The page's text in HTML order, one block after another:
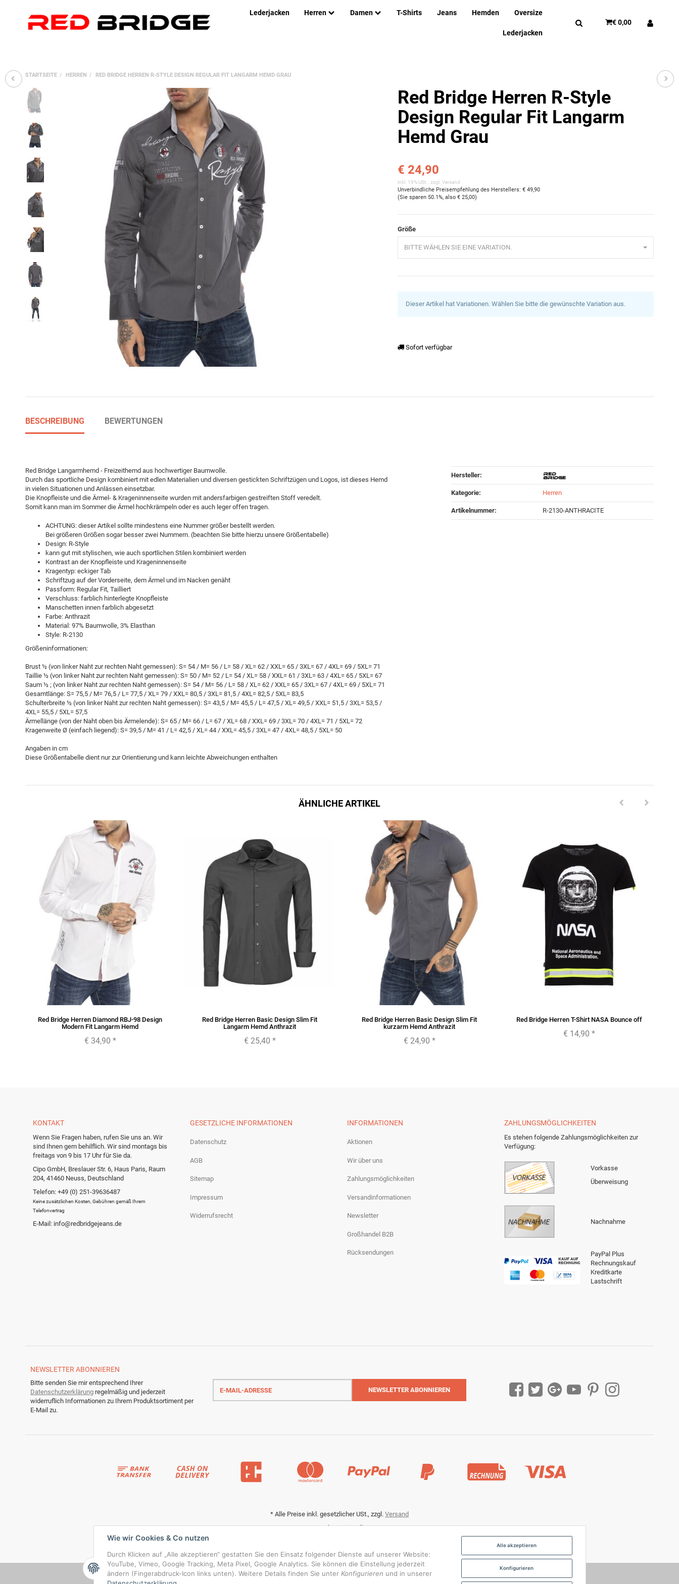
Lederjacken Herren Damen T-Shirts Jeans Hemden Oversize
Lederjacken
€ 0,00
STARTSEITE HERREN RED BRIDGE HERREN R-STYLE DESIGN REGULAR FIT LANGARM HEMD GRAU
Red Bridge Herren R-Style
Design Regular Fit Langarm
Hemd Grau
€ 24,90
inkl. 19% USt. , zzgl.Versand
Unverbindliche Preisempfehlung des Herstellers:€ 49,90
(Sie sparen 50.1%, also€ 25,00)
Größe
BITTE WÄHLEN SIE EINE VARIATION.
Dieser Artikel hat Variationen. Wählen Sie bitte die gewünschte Variation aus.
Sofort verfügbar
BESCHREIBUNG BEWERTUNGEN
Red Bridge Langarmhemd - Freizeithemd aus hochwertiger Baumwolle.
Durch das sportliche Design kombiniert mit edlen Materialien und diversen gestickten Schriftzügen und Logos, ist dieses Hemd
in vielen Situationen und Anlässen einsetzbar.
Die Knopfleiste und die Ärmel- & Krageninnenseite wurden mit andersfarbigen gestreiften Stoff veredelt.
Somit kann man im Sommer die Ärmel hochkrämpeln oder es auch leger offen tragen.
ACHTUNG: dieser Artikel sollte mindestens eine Nummer größer bestellt werden.
Bei größeren Größen sogar besser zwei Nummern. (beachten Sie bitte hierzu unsere Größentabelle)
Design: R-Style
kann gut mit stylischen, wie auch sportlichen Stilen kombiniert werden
Kontrast an der Knopfleiste und Krageninnenseite
Kragentyp: eckiger Tab
Schriftzug auf der Vorderseite, dem Ärmel und im Nacken genäht
Passform: Regular Fit, Tailliert
Verschluss: farblich hinterlegte Knopfleiste
Manschetten innen farblich abgesetzt
Farbe: Anthrazit
Material: 97% Baumwolle, 3% Elasthan
Style: R-2130
Größeninformationen:
Brust ½ (von linker Naht zur rechten Naht gemessen): S= 54 / M= 56 / L= 58 / XL= 62 / XXL= 65 / 3XL= 67 / 4XL= 69 / 5XL= 71
Taillie ½ (von linker Naht zur rechten Naht gemessen): S= 50 / M= 52 / L= 54 / XL= 58 / XXL= 61 / 3XL= 63 / 4XL= 65 / 5XL= 67
Saum ½ ; (von linker Naht zur rechten Naht gemessen): S= 54 / M= 56 / L= 58 / XL= 62 / XXL= 65 / 3XL= 67 / 4XL= 69 / 5XL= 71
Gesamtlänge: S= 75,5 / M= 76,5 / L= 77,5 / XL= 79 / XXL= 80,5 / 3XL= 81,5 / 4XL= 82,5 / 5XL= 83,5
Schulterbreite ½ (von linker Naht zur rechten Naht gemessen): S= 43,5 / M= 45,5 / L= 47,5 / XL= 49,5 / XXL= 51,5 / 3XL= 53,5 /
4XL= 55,5 / 5XL= 57,5
Ärmellänge (von der Naht oben bis Ärmelende): S= 65 / M= 66 / L= 67 / XL= 68 / XXL= 69 / 3XL= 70 / 4XL= 71 / 5XL= 72
Kragenweite Ø (einfach liegend): S= 39,5 / M= 41 / L= 42,5 / XL= 44 / XXL= 45,5 / 3XL= 47 / 4XL= 48,5 / 5XL= 50
Angaben in cm
Diese Größentabelle dient nur zur Orientierung und kann leichte Abweichungen enthalten
Hersteller:
Kategorie: Herren
Artikelnummer: R-2130-ANTHRACITE
ÄHNLICHE ARTIKEL
Red Bridge Herren Diamond RBJ-98 Design
Modern Fit Langarm Hemd
€ 34,90 *
Red Bridge Herren Basic Design Slim Fit
Langarm Hemd Anthrazit
€ 25,40 *
Red Bridge Herren Basic Design Slim Fit
kurzarm Hemd Anthrazit
€ 24,90 *
Red Bridge Herren T-Shirt NASA Bounce off
€ 14,90 *
KONTAKT
Wenn Sie Fragen haben, rufen Sie uns an. Wir
sind Ihnen gern behilflich. Wir sind montags bis
freitags von 9 bis 17 Uhr für Sie da.
Cipo GmbH, Breslauer Str. 6, Haus Paris, Raum
204, 41460 Neuss, Deutschland
Telefon: +49 (0) 251-39636487
Keine zusätzlichen Kosten, Gebühren gemäß Ihrem
Telefonvertrag
E-Mail: info@redbridgejeans.de
GESETZLICHE INFORMATIONEN
Datenschutz
AGB
Sitemap
Impressum
Widerrufsrecht
INFORMATIONEN
Aktionen
Wir über uns
Zahlungsmöglichkeiten
Versandinformationen
Newsletter
Großhandel B2B
Rücksendungen
ZAHLUNGSMÖGLICHKEITEN
Es stehen folgende Zahlungsmöglichkeiten zur
Verfügung:
Vorkasse
Überweisung
Nachnahme
PayPal Plus
Rechnungskauf
Kreditkarte
Lastschrift
NEWSLETTER ABONNIEREN
Bitte senden Sie mir entsprechend Ihrer
Datenschutzerklärung regelmäßig und jederzeit
widerruflich Informationen zu Ihrem Produktsortiment per
E-Mail zu.
E-
Mail-
NEWSLETTER ABONNIEREN
* Alle Preise inkl. gesetzlicher USt., zzgl. Versand
Datenschutz-Einstellungen
© RedBridgeJeans
Wie wir Cookies & Co nutzen
Durch Klicken auf „Alle akzeptieren“ gestatten Sie den Einsatz folgender Dienste auf unserer Website:
YouTube, Vimeo, Google Tracking, Meta Pixel, Google Analytics. Sie können die Einstellung jederzeit
ändern (Fingerabdruck-Icon links unten). Weitere Details finden Sie unter Konfigurieren und in unserer
Alle akzeptieren
Konfigurieren